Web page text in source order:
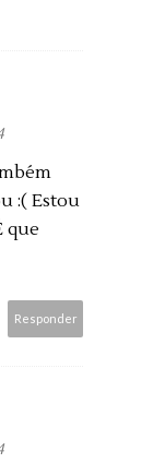
:( Estou
que
Responder